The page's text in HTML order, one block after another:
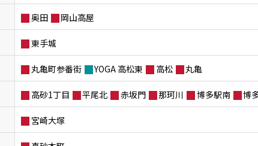
奥田 岡山高屋
東手城
丸亀町参番街 YOGA 高松東 高松 丸亀
高砂1丁目 平尾北 赤坂門 那珂川 博多駅南 博
宮崎大塚